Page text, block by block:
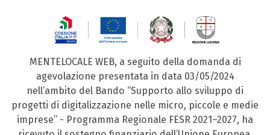
MENTELOCALE WEB, a seguito della domanda di
agevolazione presentata in data 03/05/2024
nell’ambito del Bando “Supporto allo sviluppo di
progetti di digitalizzazione nelle micro, piccole e medie
imprese” - Programma Regionale FESR 2021–2027, ha